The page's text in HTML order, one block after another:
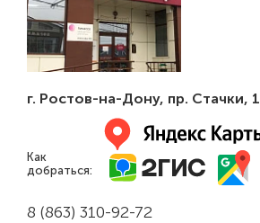
г. Ростов-на-Дону, пр. Стачки,
Как
добраться:
8 (863) 310-92-72